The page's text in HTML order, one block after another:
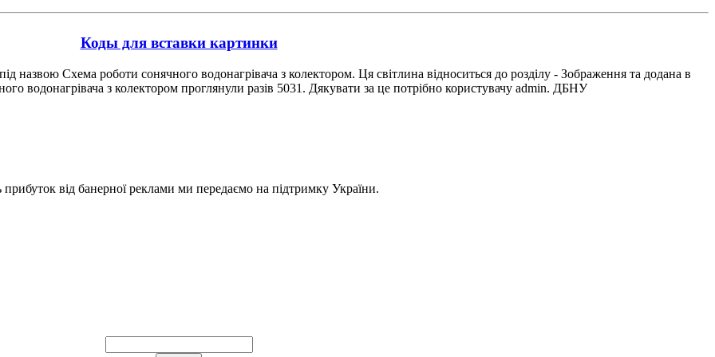
Коды для вставки картинки
назвою Схема роботи сонячного водонагрівача з колектором. Ця світлина відноситься до розділу - Зображення та додана в
водонагрівача з колектором проглянули разів 5031. Дякувати за це потрібно користувачу admin. ДБНУ
прибуток від банерної реклами ми передаємо на підтримку України.